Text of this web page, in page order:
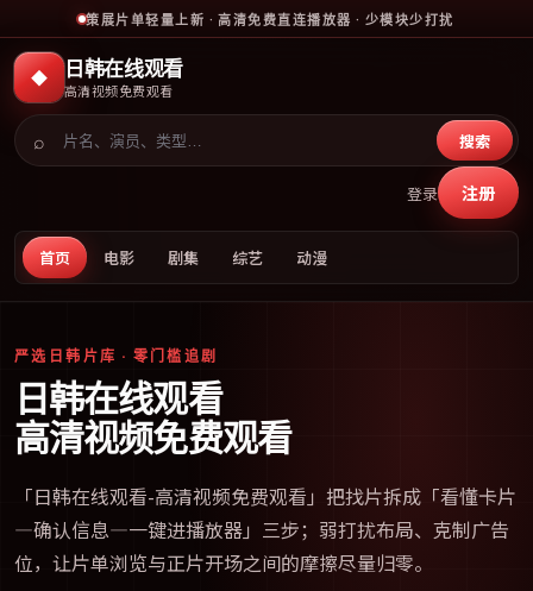
策展片单轻量上新 · 高清免费直连播放器 · 少模块少打扰
◆ 日韩在线观看
高清视频免费观看
首页 电影 剧集 综艺 动漫
⌕ 搜索
登录 注册
严选日韩片库 · 零门槛追剧
日韩在线观看
高清视频免费观看
「日韩在线观看-高清视频免费观看 」把找片拆成「看懂卡片
—确认信息—一键进播放器」三步；弱打扰布局、克制广告
位，让片单浏览与正片开场之间的摩擦尽量归零。